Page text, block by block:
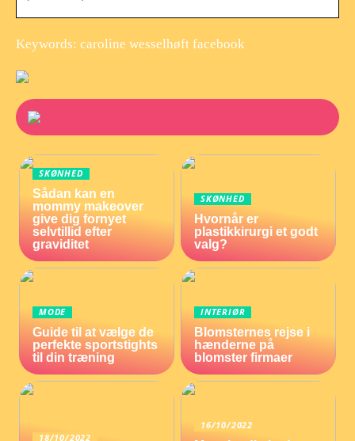
Keywords: caroline wesselhøft facebook
SKØNHED
Sådan kan en
mommy makeover
give dig fornyet
selvtillid efter
graviditet
SKØNHED
Hvornår er
plastikkirurgi et godt
valg?
MODE
Guide til at vælge de
perfekte sportstights
til din træning
INTERIØR
Blomsternes rejse i
hænderne på
blomster firmaer
18/10/2022
16/10/2022